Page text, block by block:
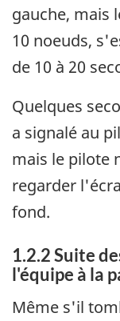
gauche, mais
10 noeuds,
de 10 à 20
Quelques
a signalé au
mais le pilote
regarder
fond.
1.2.2 Suite
l'équipe à la
Même s'il